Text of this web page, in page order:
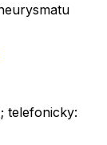
telefonicky: